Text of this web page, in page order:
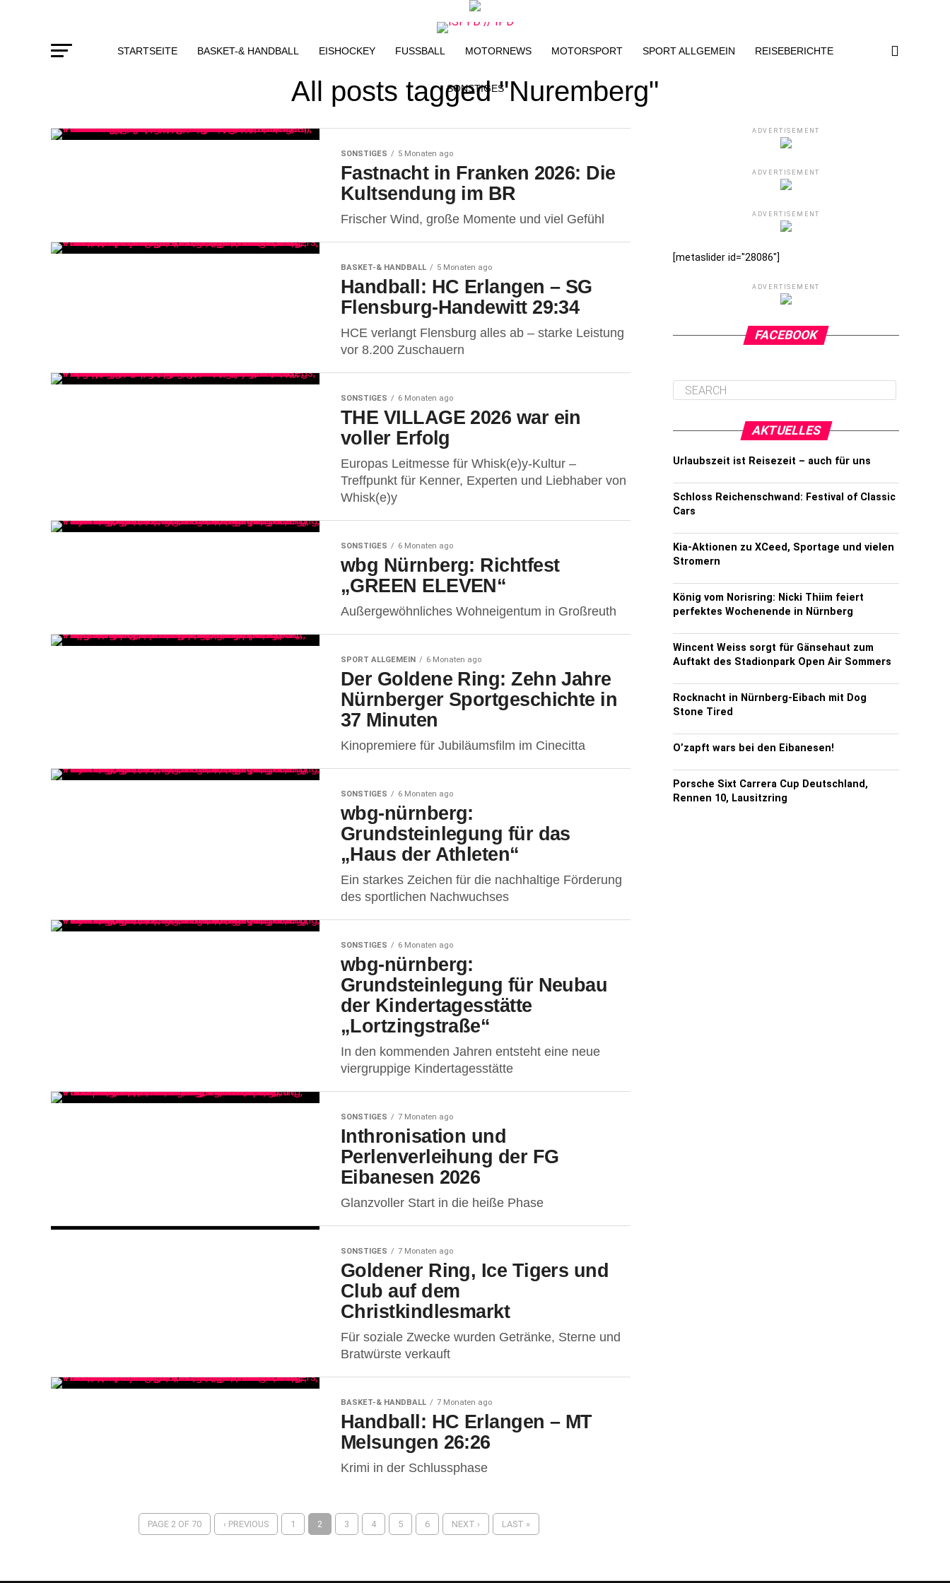
STARTSEITE BASKET-& HANDBALL EISHOCKEY FUSSBALL MOTORNEWS MOTORSPORT SPORT ALLGEMEIN REISEBERICHTE
SONSTIGES
All posts tagged "Nuremberg"
SONSTIGES 5 Monaten ago
Fastnacht in Franken 2026: Die
Kultsendung im BR
Frischer Wind, große Momente und viel Gefühl
BASKET-& HANDBALL 5 Monaten ago
Handball: HC Erlangen – SG
Flensburg-Handewitt 29:34
HCE verlangt Flensburg alles ab – starke Leistung
vor 8.200 Zuschauern
SONSTIGES 6 Monaten ago
THE VILLAGE 2026 war ein
voller Erfolg
Europas Leitmesse für Whisk(e)y-Kultur –
Treffpunkt für Kenner, Experten und Liebhaber von
Whisk(e)y
SONSTIGES 6 Monaten ago
wbg Nürnberg: Richtfest
„GREEN ELEVEN“
Außergewöhnliches Wohneigentum in Großreuth
SPORT ALLGEMEIN 6 Monaten ago
Der Goldene Ring: Zehn Jahre
Nürnberger Sportgeschichte in
37 Minuten
Kinopremiere für Jubiläumsfilm im Cinecitta
SONSTIGES 6 Monaten ago
wbg-nürnberg:
Grundsteinlegung für das
„Haus der Athleten“
Ein starkes Zeichen für die nachhaltige Förderung
des sportlichen Nachwuchses
SONSTIGES 6 Monaten ago
wbg-nürnberg:
Grundsteinlegung für Neubau
der Kindertagesstätte
„Lortzingstraße“
In den kommenden Jahren entsteht eine neue
viergruppige Kindertagesstätte
SONSTIGES 7 Monaten ago
Inthronisation und
Perlenverleihung der FG
Eibanesen 2026
Glanzvoller Start in die heiße Phase
SONSTIGES 7 Monaten ago
Goldener Ring, Ice Tigers und
Club auf dem
Christkindlesmarkt
Für soziale Zwecke wurden Getränke, Sterne und
Bratwürste verkauft
BASKET-& HANDBALL 7 Monaten ago
Handball: HC Erlangen – MT
Melsungen 26:26
Krimi in der Schlussphase
PAGE 2 OF 70 ‹ PREVIOUS 1 2 3 4 5 6 NEXT › LAST »
ADVERTISEMENT
ADVERTISEMENT
ADVERTISEMENT
[metaslider id="28086"]
ADVERTISEMENT
FACEBOOK
AKTUELLES
Urlaubszeit ist Reisezeit – auch für uns
Schloss Reichenschwand: Festival of Classic
Cars
Kia-Aktionen zu XCeed, Sportage und vielen
Stromern
König vom Norisring: Nicki Thiim feiert
perfektes Wochenende in Nürnberg
Wincent Weiss sorgt für Gänsehaut zum
Auftakt des Stadionpark Open Air Sommers
Rocknacht in Nürnberg-Eibach mit Dog
Stone Tired
O’zapft wars bei den Eibanesen!
Porsche Sixt Carrera Cup Deutschland,
Rennen 10, Lausitzring